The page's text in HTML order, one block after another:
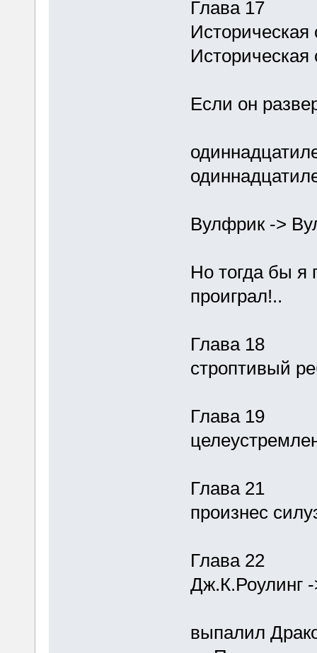
Глава 17
Если он
Вулфрик ->
Но тогда бы я
проиграл!..
Глава 18
строптивый
Глава 19
Глава 21
произнес
Глава 22
Дж.К.Роулинг
выпалил